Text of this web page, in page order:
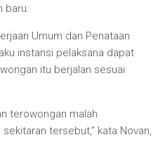
baru.
Umum dan Penataan
instansi pelaksana dapat
itu berjalan sesuai
terowongan malah
tersebut,” kata Novan,